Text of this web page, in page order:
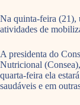
Na quinta-feira (21),
atividades de
A presidenta do
Nutricional
quarta-feira ela
saudáveis e em